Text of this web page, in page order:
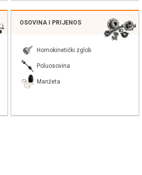
OSOVINA I PRIJENOS
Homokinetički zglob
Poluosovina
Manžeta